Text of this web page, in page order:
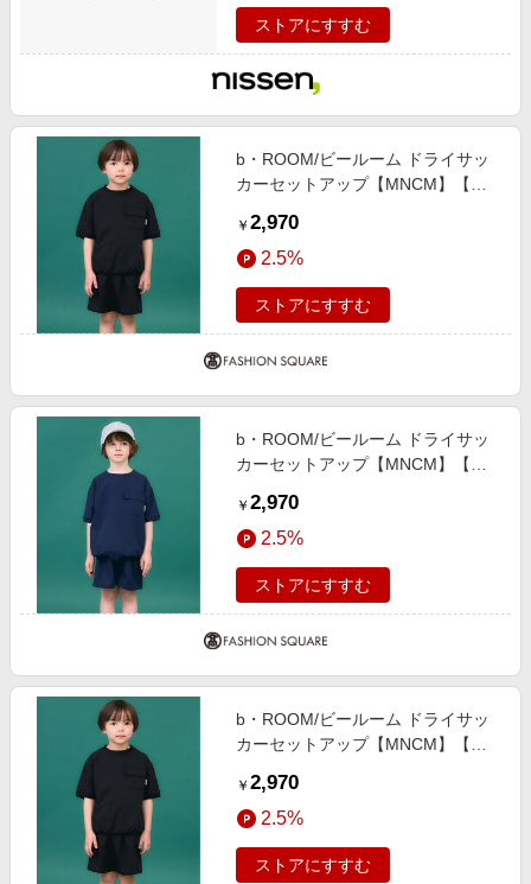
ストアにすすむ
b・ROOM/ビールーム ドライサッ
カーセットアップ【MNCM】【子
子】 黒 140cm
￥ 2,970
2.5%
ストアにすすむ
b・ROOM/ビールーム ドライサッ
カーセットアップ【MNCM】【子
子】 紺 150cm
￥ 2,970
2.5%
ストアにすすむ
b・ROOM/ビールーム ドライサッ
カーセットアップ【MNCM】【子
子】 黒 130cm
￥ 2,970
2.5%
ストアにすすむ